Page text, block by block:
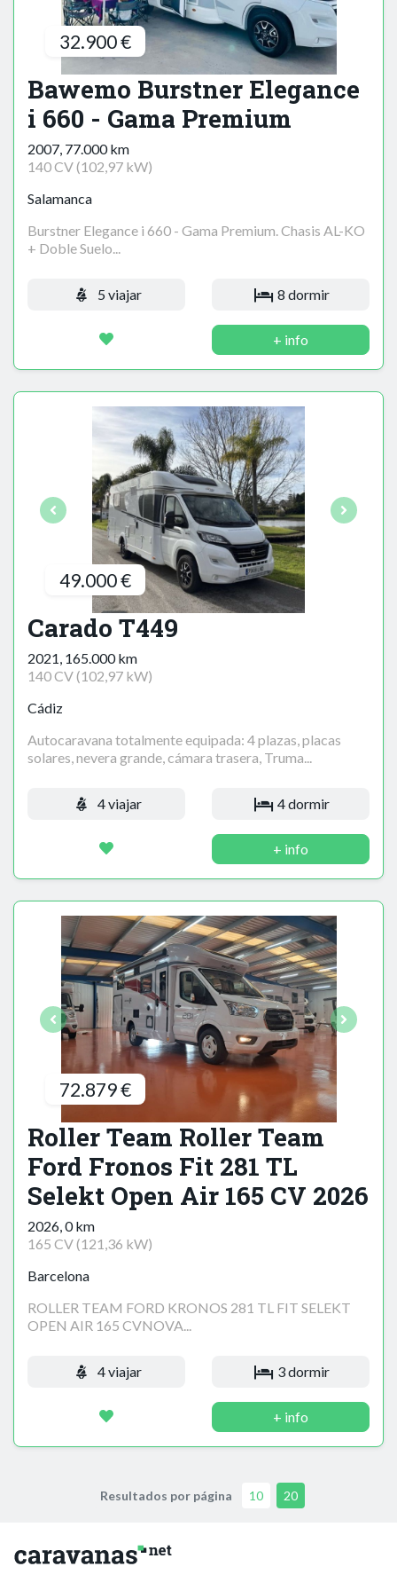
32.900 €
Bawemo Burstner Elegance
i 660 - Gama Premium
2007, 77.000 km
140 CV (102,97 kW)
Salamanca
Burstner Elegance i 660 - Gama Premium. Chasis AL-KO
+ Doble Suelo...
5 viajar 8 dormir
+ info
49.000 €
Carado T449
2021, 165.000 km
140 CV (102,97 kW)
Cádiz
Autocaravana totalmente equipada: 4 plazas, placas
solares, nevera grande, cámara trasera, Truma...
4 viajar 4 dormir
+ info
72.879 €
Roller Team Roller Team
Ford Fronos Fit 281 TL
Selekt Open Air 165 CV 2026
2026, 0 km
165 CV (121,36 kW)
Barcelona
ROLLER TEAM FORD KRONOS 281 TL FIT SELEKT
OPEN AIR 165 CVNOVA...
4 viajar 3 dormir
+ info
Resultados por página 10 20